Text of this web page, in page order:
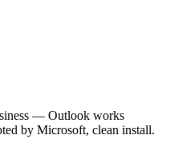
— Outlook works
by Microsoft, clean install.